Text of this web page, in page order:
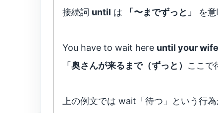
接続詞 until は 「〜までずっと」 を意
You have to wait here until your
「 奥さんが来るまで（ずっと） ここで
上の例文では wait「待つ」という行